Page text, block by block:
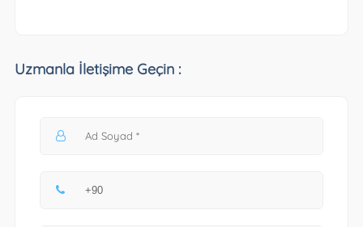
Uzmanla İletişime Geçin :